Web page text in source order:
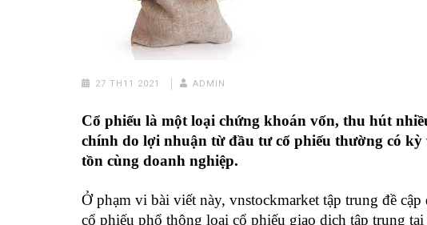
27 TH11 2021 ADMIN
Cổ phiếu là một loại chứng khoán vốn, thu hút
chính do lợi nhuận từ đầu tư cổ phiếu thường có
tồn cùng doanh nghiệp.
Ở phạm vi bài viết này, vnstockmarket tập trung đề
cổ phiếu phổ thông loại cổ phiếu giao dịch tập trung